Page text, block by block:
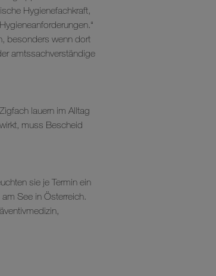
Hygienefachkraft,
besonders wenn dort
amtssachverständige
lauern im Alltag
muss Bescheid
sie je Termin ein
See in Österreich.